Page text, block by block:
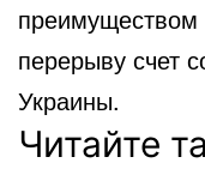
перерыву счет
Украины.
Читайте